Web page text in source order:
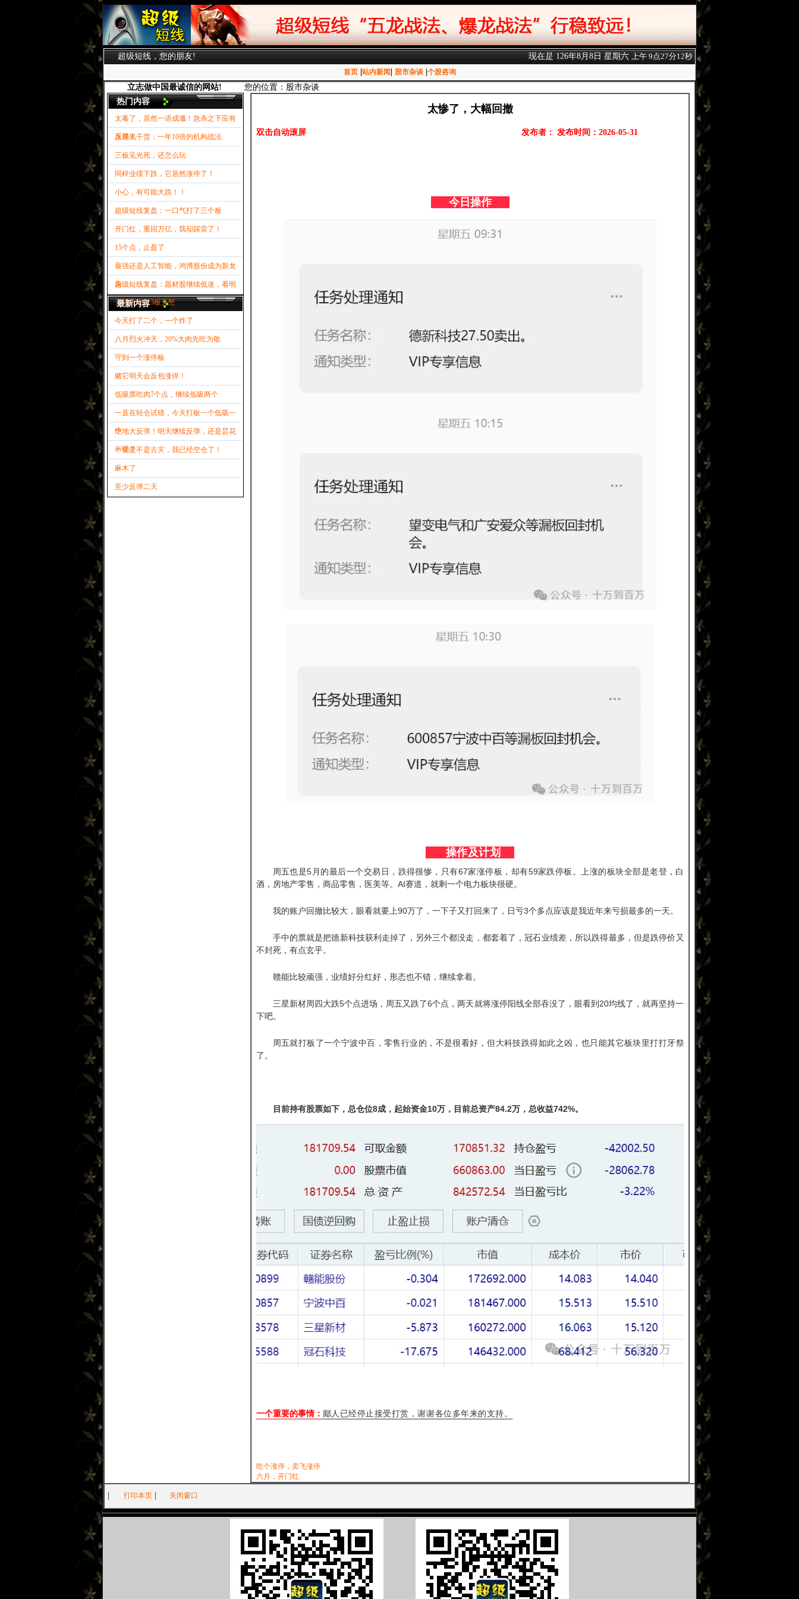
超级短线，您的朋友! 现在是126年8月8日 星期六上午 9点27分12秒
首页| 站内新闻| 股市杂谈| 个股咨询
立志做中国最诚信的网站!
您的位置：股市杂谈
热门内容
太毒了，居然一语成谶！急杀之下应有
反弹！
压箱底干货：一年10倍的机构战法
三板见光死，还怎么玩
同样业绩下跌，它居然涨停了！
小心，有可能大跌！！
超级短线复盘：一口气打了三个板
开门红，重回万亿，我却踩雷了！
15个点，止盈了
最强还是人工智能，鸿博股份成为新龙
头
超级短线复盘：题材股继续低迷，看明
天能否突破3板天堑
最新内容
今天打了二个，一个炸了
八月烈火冲天，20%大肉先吃为敬
守到一个涨停板
赌它明天会反包涨停！
低吸票吃肉7个点，继续低吸两个
一直在轻仓试错，今天打板一个低吸一
个
绝地大反弹！明天继续反弹，还是昙花
一现？
不管是不是古灾，我已经空仓了！
麻木了
至少反弹二天
太惨了，大幅回撤
双击自动滚屏 发布者： 发布时间：2026-05-31
今日操作
操作及计划
周五也是5月的最后一个交易日，跌得很惨，只有67家涨停板，却有59家跌停板。上涨的板块全部是老登，白
酒，房地产零售，商品零售，医美等。AI赛道，就剩一个电力板块很硬。
我的账户回撤比较大，眼看就要上90万了，一下子又打回来了，日亏3个多点应该是我近年来亏损最多的一天。
手中的票就是把德新科技获利走掉了，另外三个都没走，都套着了，冠石业绩差，所以跌得最多，但是跌停价又
不封死，有点玄乎。
赣能比较顽强，业绩好分红好，形态也不错，继续拿着。
三星新材周四大跌5个点进场，周五又跌了6个点，两天就将涨停阳线全部吞没了，眼看到20均线了，就再坚持一
下吧。
周五就打板了一个宁波中百，零售行业的，不是很看好，但大科技跌得如此之凶，也只能其它板块里打打牙祭
了。
目前持有股票如下，总仓位8成，起始资金10万，目前总资产84.2万，总收益742%。
一个重要的事情： 鄙人已经停止接受打赏，谢谢各位多年来的支持。
吃个涨停，卖飞涨停
六月，开门红
打印本页 关闭窗口